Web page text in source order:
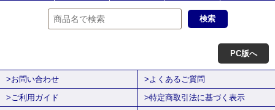
PC版へ
>お問い合わせ
>よくあるご質問
>ご利用ガイド
>特定商取引法に基づく表示